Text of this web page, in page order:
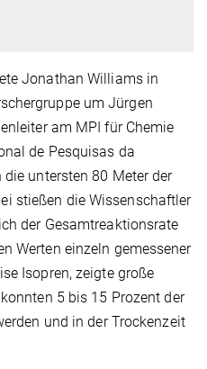
Jonathan Williams in
um Jürgen
am MPI für Chemie
de Pesquisas da
untersten 80 Meter der
stießen die Wissenschaftler
der Gesamtreaktionsrate
Werten einzeln gemessener
Isopren, zeigte große
5 bis 15 Prozent der
und in der Trockenzeit